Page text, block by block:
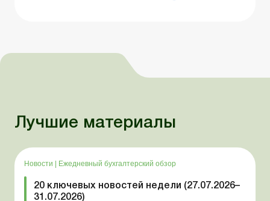
Лучшие материалы
Новости | Ежедневный бухгалтерский обзор
20 ключевых новостей недели (27.07.2026–
31.07.2026)